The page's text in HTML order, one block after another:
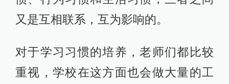
又是互相联系，互为影响的。
对于学习习惯的培养，老师们都比较
重视，学校在这方面也会做大量的工